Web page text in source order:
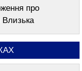
про
Влизька